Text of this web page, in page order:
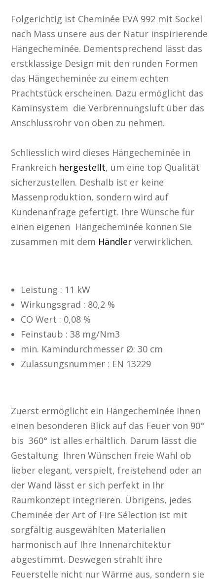
Folgerichtig ist Cheminée EVA 992 mit Sockel
nach Mass unsere aus der Natur inspirierende
Hängecheminée. Dementsprechend lässt das
erstklassige Design mit den runden Formen
das Hängecheminée zu einem echten
Prachtstück erscheinen. Dazu ermöglicht das
Kaminsystem die Verbrennungsluft über das
Anschlussrohr von oben zu nehmen.
Schliesslich wird dieses Hängecheminée in
Frankreich hergestellt, um eine top Qualität
sicherzustellen. Deshalb ist er keine
Massenproduktion, sondern wird auf
Kundenanfrage gefertigt. Ihre Wünsche für
einen eigenen Hängecheminée können Sie
zusammen mit dem Händler verwirklichen.
Leistung : 11 kW
Wirkungsgrad : 80,2 %
CO Wert : 0,08 %
Feinstaub : 38 mg/Nm3
min. Kamindurchmesser Ø: 30 cm
Zulassungsnummer : EN 13229
Zuerst ermöglicht ein Hängecheminée Ihnen
einen besonderen Blick auf das Feuer von 90°
bis 360° ist alles erhältlich. Darum lässt die
Gestaltung Ihren Wünschen freie Wahl ob
lieber elegant, verspielt, freistehend oder an
der Wand lässt er sich perfekt in Ihr
Raumkonzept integrieren. Übrigens, jedes
Cheminée der Art of Fire Sélection ist mit
sorgfältig ausgewählten Materialien
harmonisch auf Ihre Innenarchitektur
abgestimmt. Deswegen strahlt ihre
Feuerstelle nicht nur Wärme aus, sondern sie